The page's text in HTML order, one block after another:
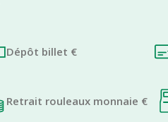
Dépôt billet €
Retrait rouleaux monnaie €